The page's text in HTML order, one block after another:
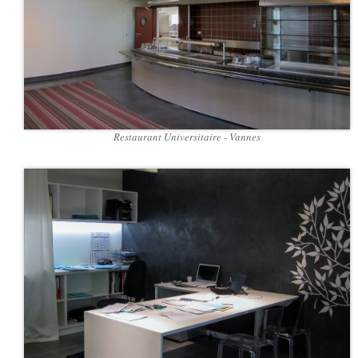
Restaurant Universitaire - Vannes